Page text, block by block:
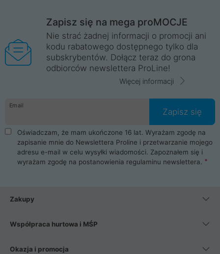
Zapisz się na mega proMOCJE
Nie strać żadnej informacji o promocji ani
kodu rabatowego dostępnego tylko dla
subskrybentów. Dołącz teraz do grona
odbiorców newslettera ProLine!
Więcej informacji
Email
Zapisz się
Oświadczam, że mam ukończone 16 lat. Wyrażam zgodę na
zapisanie mnie do Newslettera Proline i przetwarzanie mojego
adresu e-mail w celu wysyłki wiadomości. Zapoznałem się i
wyrażam zgodę na postanowienia regulaminu newslettera.
Zakupy
Współpraca hurtowa i MŚP
Okazja i promocja